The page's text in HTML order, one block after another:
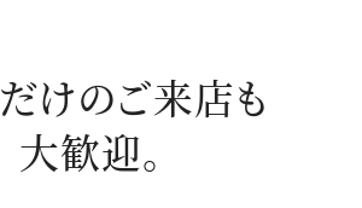
だけのご来店も
大歓迎。